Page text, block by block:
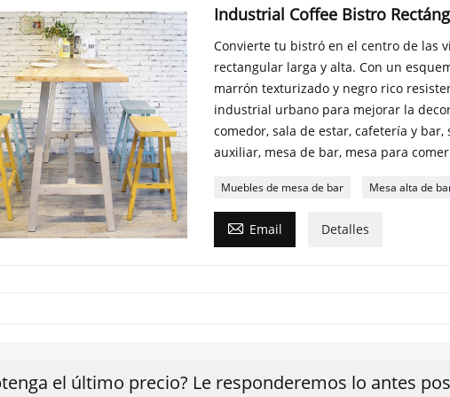
Industrial Coffee Bistro
Convierte tu bistró en el centro de las
rectangular larga y alta. Con un
marrón texturizado y negro rico
industrial urbano para mejorar la
comedor, sala de estar, cafetería y
auxiliar, mesa de bar, mesa para
Muebles de mesa de bar Mesa alta de
 Email Detalles
el último precio? Le responderemos lo antes